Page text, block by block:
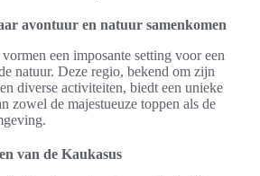
avontuur en natuur samenkomen
vormen een imposante setting voor een
natuur. Deze regio, bekend om zijn
diverse activiteiten, biedt een unieke
zowel de majestueuze toppen als de
van de Kaukasus